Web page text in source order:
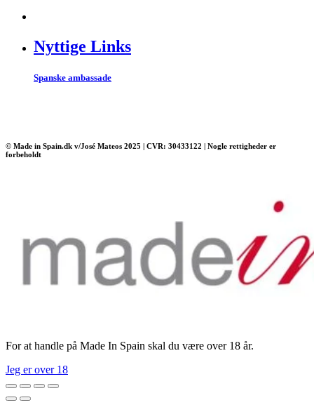
Nyttige Links
Spanske ambassade
© Made in Spain.dk v/José Mateos 2025 | CVR: 30433122 | Nogle rettigheder er
forbeholdt
For at handle på Made In Spain skal du være over 18 år.
Jeg er over 18